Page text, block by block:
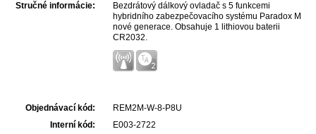
Stručné informácie:
Bezdrátový dálkový ovladač s 5 funkcemi
hybridního zabezpečovacího systému Paradox M
nové generace. Obsahuje 1 lithiovou baterii
CR2032.
Objednávací kód:
REM2M-W-8-P8U
Interní kód:
E003-2722